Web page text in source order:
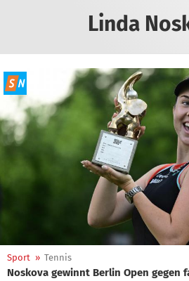
Linda
Sport » Tennis
Noskova gewinnt Berlin Open gegen